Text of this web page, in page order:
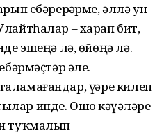
ебәрерҙәрме, әллә ун
– харап бит,
эшеңә лә, өйөңә лә.
әле.
үҙҙәре килеп
инде. Ошо кәүҙәләре
туҡмалып